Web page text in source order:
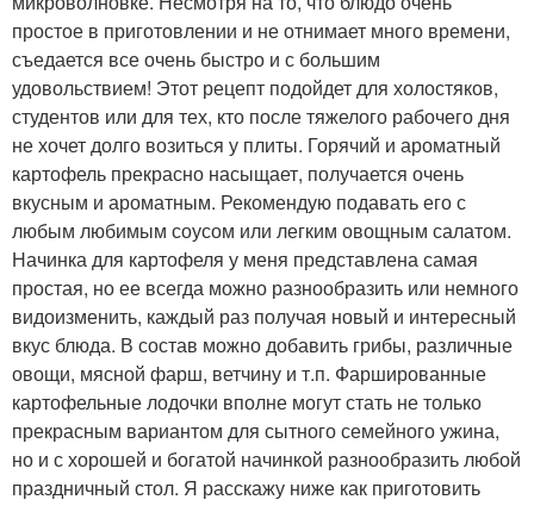
простое в приготовлении и не отнимает много времени,
съедается все очень быстро и с большим
удовольствием! Этот рецепт подойдет для холостяков,
студентов или для тех, кто после тяжелого рабочего дня
не хочет долго возиться у плиты. Горячий и ароматный
картофель прекрасно насыщает, получается очень
вкусным и ароматным. Рекомендую подавать его с
любым любимым соусом или легким овощным салатом.
Начинка для картофеля у меня представлена самая
простая, но ее всегда можно разнообразить или немного
видоизменить, каждый раз получая новый и интересный
вкус блюда. В состав можно добавить грибы, различные
овощи, мясной фарш, ветчину и т.п. Фаршированные
картофельные лодочки вполне могут стать не только
прекрасным вариантом для сытного семейного ужина,
но и с хорошей и богатой начинкой разнообразить любой
праздничный стол. Я расскажу ниже как приготовить